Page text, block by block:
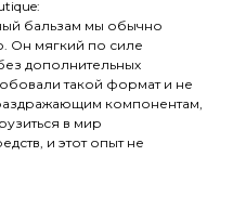
бальзам мы обычно
Он мягкий по силе
дополнительных
такой формат и не
компонентам,
в мир
и этот опыт не